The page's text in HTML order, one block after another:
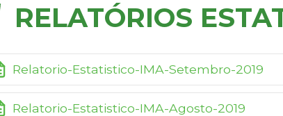
RELATÓRIOS
Relatorio-Estatistico-IMA-Setembro-2019
Relatorio-Estatistico-IMA-Agosto-2019